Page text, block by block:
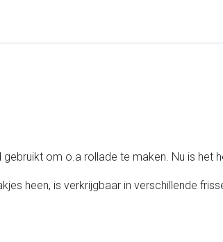
om o.a rollade te maken. Nu is het
heen, is verkrijgbaar in verschillende